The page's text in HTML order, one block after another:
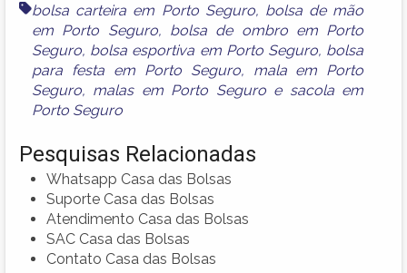
bolsa carteira em Porto Seguro, bolsa de mão
em Porto Seguro, bolsa de ombro em Porto
Seguro, bolsa esportiva em Porto Seguro, bolsa
para festa em Porto Seguro, mala em Porto
Seguro, malas em Porto Seguroe sacola em
Porto Seguro
Pesquisas Relacionadas
Whatsapp Casa das Bolsas
Suporte Casa das Bolsas
Atendimento Casa das Bolsas
SAC Casa das Bolsas
Contato Casa das Bolsas